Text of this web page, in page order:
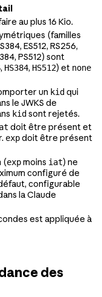
au plus 16 Kio.
(familles
ES512, RS256,
PS512) sont
, HS384, HS512) et none
un kid qui
le JWKS de
kid sont rejetés.
doit être présent et
expdoit être présent
(expmoins iat) ne
configuré de
configurable
la Claude
est appliquée à
des